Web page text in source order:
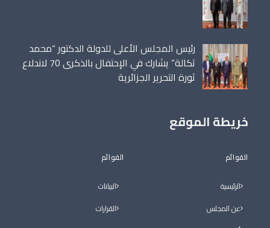
رئيس المجلس الأعلى للدولة الدكتور “محمد
تكالة” يشارك في الإحتفال بالذكرى 70 لاندلاع
ثورة التحرير الجزائرية
خريطة الموقع
القوائم
الرئيسية
عن المجلس
القوائم
البيانات
القرارات